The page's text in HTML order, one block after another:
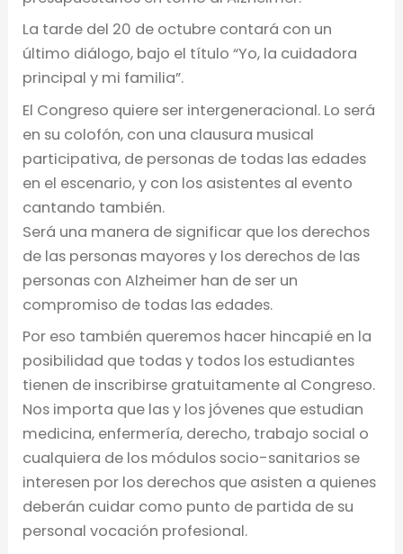
La tarde del 20 de octubre contará con un
último diálogo, bajo el título “Yo, la cuidadora
principal y mi familia”.
El Congreso quiere ser intergeneracional. Lo será
en su colofón, con una clausura musical
participativa, de personas de todas las edades
en el escenario, y con los asistentes al evento
cantando también.
Será una manera de significar que los derechos
de las personas mayores y los derechos de las
personas con Alzheimer han de ser un
compromiso de todas las edades.
Por eso también queremos hacer hincapié en la
posibilidad que todas y todos los estudiantes
tienen de inscribirse gratuitamente al Congreso.
Nos importa que las y los jóvenes que estudian
medicina, enfermería, derecho, trabajo social o
cualquiera de los módulos socio-sanitarios se
interesen por los derechos que asisten a quienes
deberán cuidar como punto de partida de su
personal vocación profesional.